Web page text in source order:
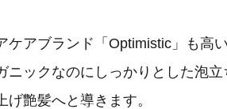
ケアブランド「Optimistic」も高
ニックなのにしっかりとした泡
げ艶髪へと導きます。